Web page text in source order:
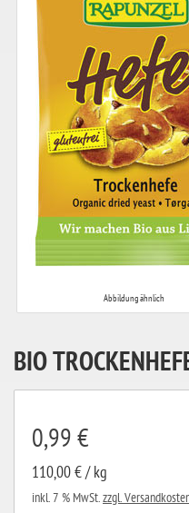
Abbildung ähnlich
BIO
0,99 €
110,00 € / kg
inkl. 7 % MwSt.zzgl.